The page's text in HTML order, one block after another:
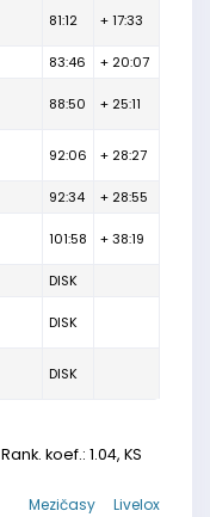
81:12 + 17:33
83:46 + 20:07
88:50 + 25:11
92:06 + 28:27
92:34 + 28:55
101:58 + 38:19
DISK
DISK
DISK
Rank. koef.: 1.04, KS
Livelox
Mezičasy